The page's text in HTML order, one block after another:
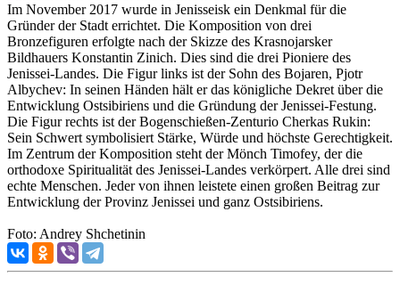
Im November 2017 wurde in Jenisseisk ein Denkmal für die
Gründer der Stadt errichtet. Die Komposition von drei
Bronzefiguren erfolgte nach der Skizze des Krasnojarsker
Bildhauers Konstantin Zinich. Dies sind die drei Pioniere des
Jenissei-Landes. Die Figur links ist der Sohn des Bojaren, Pjotr ​​
Albychev: In seinen Händen hält er das königliche Dekret über die
Entwicklung Ostsibiriens und die Gründung der Jenissei-Festung.
Die Figur rechts ist der Bogenschießen-Zenturio Cherkas Rukin:
Sein Schwert symbolisiert Stärke, Würde und höchste Gerechtigkeit.
Im Zentrum der Komposition steht der Mönch Timofey, der die
orthodoxe Spiritualität des Jenissei-Landes verkörpert. Alle drei sind
echte Menschen. Jeder von ihnen leistete einen großen Beitrag zur
Entwicklung der Provinz Jenissei und ganz Ostsibiriens.
Foto: Andrey Shchetinin